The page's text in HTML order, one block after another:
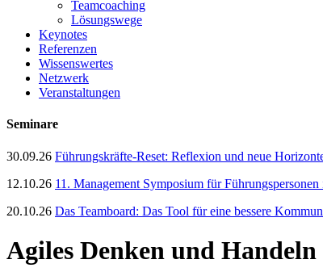
Teamcoaching
Lösungswege
Keynotes
Referenzen
Wissenswertes
Netzwerk
Veranstaltungen
Seminare
30.09.26 Führungskräfte-Reset: Reflexion und neue
12.10.26 11. Management Symposium für
20.10.26 Das Teamboard: Das Tool für eine bessere
Agiles Denken und